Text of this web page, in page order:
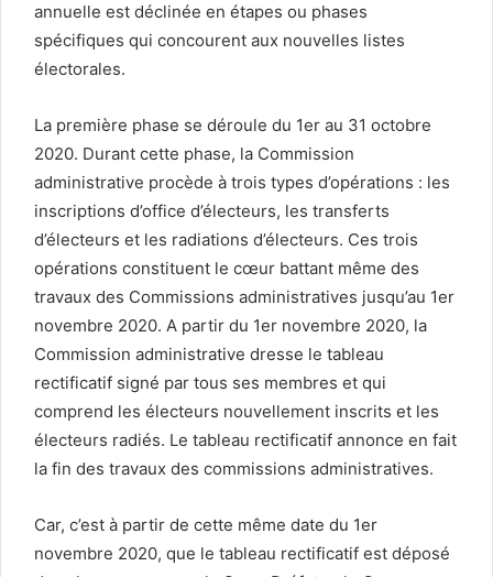
annuelle est déclinée en étapes ou phases
spécifiques qui concourent aux nouvelles listes
électorales.
La première phase se déroule du 1er au 31 octobre
2020. Durant cette phase, la Commission
administrative procède à trois types d’opérations : les
inscriptions d’office d’électeurs, les transferts
d’électeurs et les radiations d’électeurs. Ces trois
opérations constituent le cœur battant même des
travaux des Commissions administratives jusqu’au 1er
novembre 2020. A partir du 1er novembre 2020, la
Commission administrative dresse le tableau
rectificatif signé par tous ses membres et qui
comprend les électeurs nouvellement inscrits et les
électeurs radiés. Le tableau rectificatif annonce en fait
la fin des travaux des commissions administratives.
Car, c’est à partir de cette même date du 1er
novembre 2020, que le tableau rectificatif est déposé